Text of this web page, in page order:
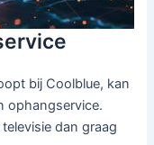
bij Coolblue, kan
ophangservice.
dan graag